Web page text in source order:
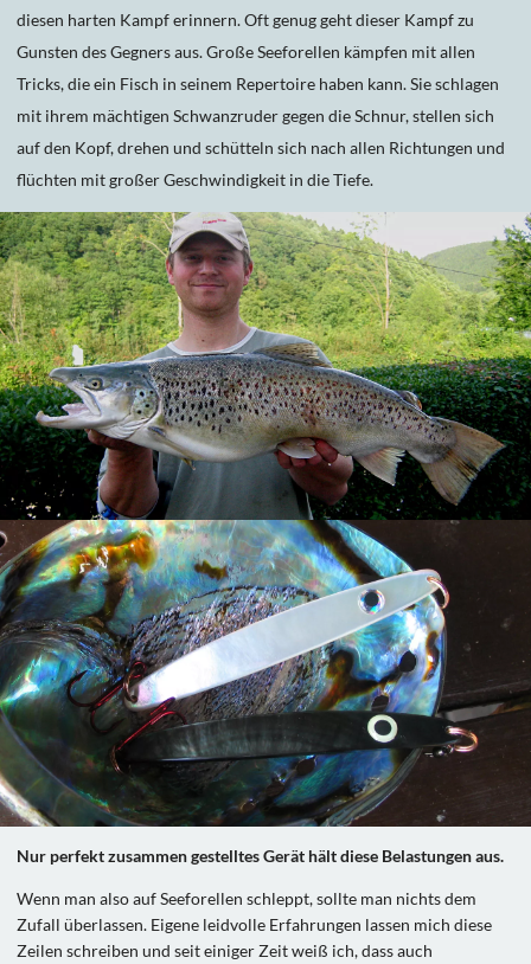
diesen harten Kampf erinnern. Oft genug geht dieser Kampf zu
Gunsten des Gegners aus. Große Seeforellen kämpfen mit allen
Tricks, die ein Fisch in seinem Repertoire haben kann. Sie schlagen
mit ihrem mächtigen Schwanzruder gegen die Schnur, stellen sich
auf den Kopf, drehen und schütteln sich nach allen Richtungen und
flüchten mit großer Geschwindigkeit in die Tiefe.
Nur perfekt zusammen gestelltes Gerät hält diese Belastungen aus.
Wenn man also auf Seeforellen schleppt, sollte man nichts dem
Zufall überlassen. Eigene leidvolle Erfahrungen lassen mich diese
Zeilen schreiben und seit einiger Zeit weiß ich, dass auch